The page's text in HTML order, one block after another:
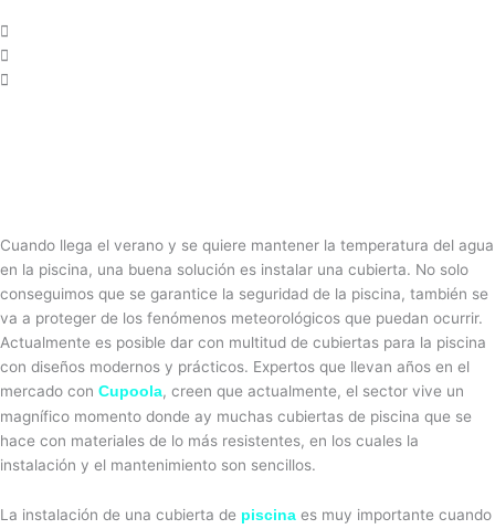
Cuando llega el verano y se quiere mantener la temperatura del agua
en la piscina, una buena solución es instalar una cubierta. No solo
conseguimos que se garantice la seguridad de la piscina, también se
va a proteger de los fenómenos meteorológicos que puedan ocurrir.
Actualmente es posible dar con multitud de cubiertas para la piscina
con diseños modernos y prácticos. Expertos que llevan años en el
mercado con Cupoola, creen que actualmente, el sector vive un
magnífico momento donde ay muchas cubiertas de piscina que se
hace con materiales de lo más resistentes, en los cuales la
instalación y el mantenimiento son sencillos.
La instalación de una cubierta de piscina es muy importante cuando